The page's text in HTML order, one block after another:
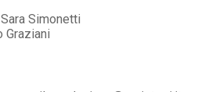
Simonetti
Graziani